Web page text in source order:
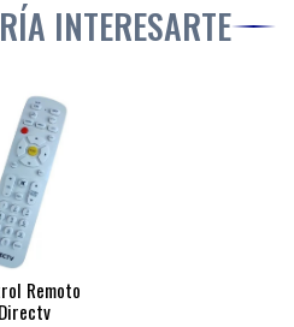
INTERESARTE
Remoto
Directv